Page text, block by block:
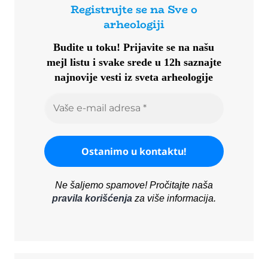
Registrujte se na Sve o
arheologiji
Budite u toku!Prijavite se na našu
mejl listu i svake srede u 12h saznajte
najnovije vesti iz sveta arheologije
Ne šaljemo spamove! Pročitajte naša
pravila korišćenjaza više informacija.